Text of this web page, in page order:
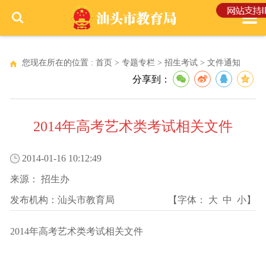
您现在所在的位置 : 首页 > 专题专栏 > 招生考试 > 文件通知
分享到：
2014年高考艺术类考试相关文件
2014-01-16 10:12:49
来源： 招生办
发布机构： 汕头市教育局 【字体： 大 中 小】
2014年高考艺术类考试相关文件